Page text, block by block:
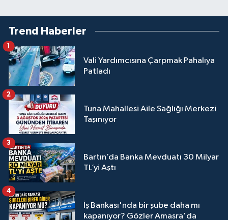
Trend Haberler
Vali Yardımcısına Çarpmak Pahalıya
Patladı
1
Tuna Mahallesi Aile Sağlığı Merkezi
Taşınıyor
2
Bartın’da Banka Mevduatı 30 Milyar
TL’yi Aştı
3
İş Bankası'nda bir şube daha mı
kapanıyor? Gözler Amasra'da
4